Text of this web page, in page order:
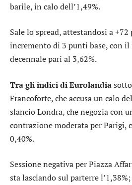
barile, in calo dell’1,49%.
Sale lospread, attestandosi a
incremento di 3 punti base, con
decennale pari al 3,62%.
Tra gli indici di Eurolandia
Francoforte, che accusa un calo
slancioLondra, che negozia con
contrazione moderata perParigi,
0,40%.
Sessione negativa per Piazza
sta lasciando sul parterre